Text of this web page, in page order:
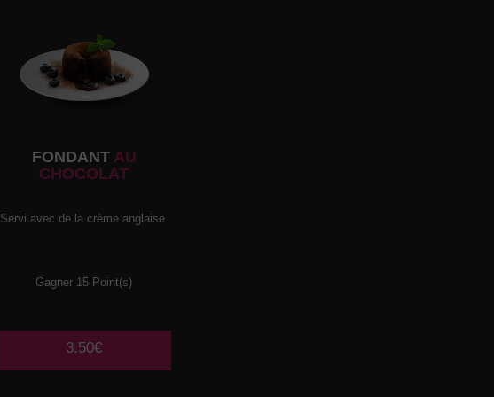
FONDANTAU
CHOCOLAT
Servi avec de la crème anglaise.
Gagner 15 Point(s)
3.50€